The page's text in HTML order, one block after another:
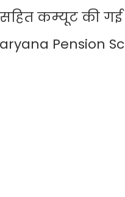
कम्यूट की गई
Pension